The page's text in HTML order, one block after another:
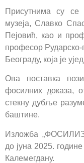
Присутнима су се
музеја, Славко
Пејовић, као и
професор Рударско-
Београду, која је
Ова поставка
фосилних доказа,
стекну дубље
баштине.
Изложба
до јуна 2025.
Калемегдану.